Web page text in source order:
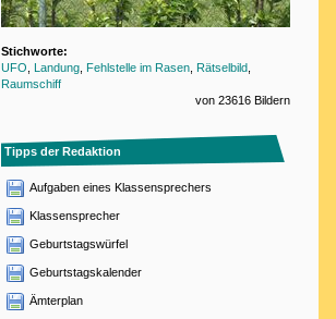
Stichworte:
UFO Landung Fehlstelle im Rasen Rätselbild
Raumschiff
von 23616 Bildern
Tipps der Redaktion
Aufgaben eines Klassensprechers
Klassensprecher
Geburtstagswürfel
Geburtstagskalender
Ämterplan